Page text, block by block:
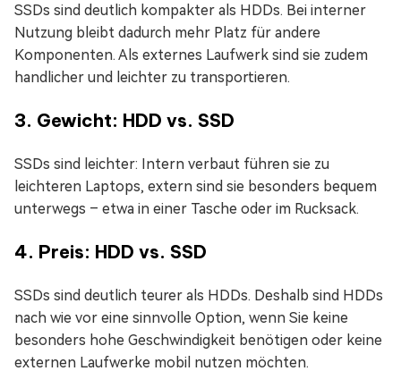
SSDs sind deutlich kompakter als HDDs. Bei interner
Nutzung bleibt dadurch mehr Platz für andere
Komponenten. Als externes Laufwerk sind sie zudem
handlicher und leichter zu transportieren.
3. Gewicht: HDD vs. SSD
SSDs sind leichter: Intern verbaut führen sie zu
leichteren Laptops, extern sind sie besonders bequem
unterwegs – etwa in einer Tasche oder im Rucksack.
4. Preis: HDD vs. SSD
SSDs sind deutlich teurer als HDDs. Deshalb sind HDDs
nach wie vor eine sinnvolle Option, wenn Sie keine
besonders hohe Geschwindigkeit benötigen oder keine
externen Laufwerke mobil nutzen möchten.